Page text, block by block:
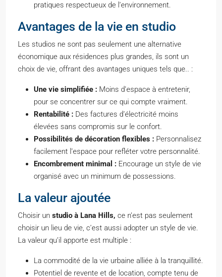
pratiques respectueux de l’environnement.
Avantages de la vie en studio
Les studios ne sont pas seulement une alternative
économique aux résidences plus grandes, ils sont un
choix de vie, offrant des avantages uniques tels que.. :
Une vie simplifiée : Moins d’espace à entretenir,
pour se concentrer sur ce qui compte vraiment.
Rentabilité : Des factures d’électricité moins
élevées sans compromis sur le confort.
Possibilités de décoration flexibles : Personnalisez
facilement l’espace pour refléter votre personnalité.
Encombrement minimal : Encourage un style de vie
organisé avec un minimum de possessions.
La valeur ajoutée
Choisir un studio à Lana Hills, ce n’est pas seulement
choisir un lieu de vie, c’est aussi adopter un style de vie.
La valeur qu’il apporte est multiple :
La commodité de la vie urbaine alliée à la tranquillité.
Potentiel de revente et de location, compte tenu de